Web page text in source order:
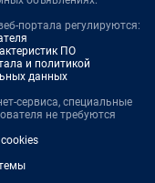
портала регулируются:
ПО
и политикой
данных
сервиса, специальные
не требуются